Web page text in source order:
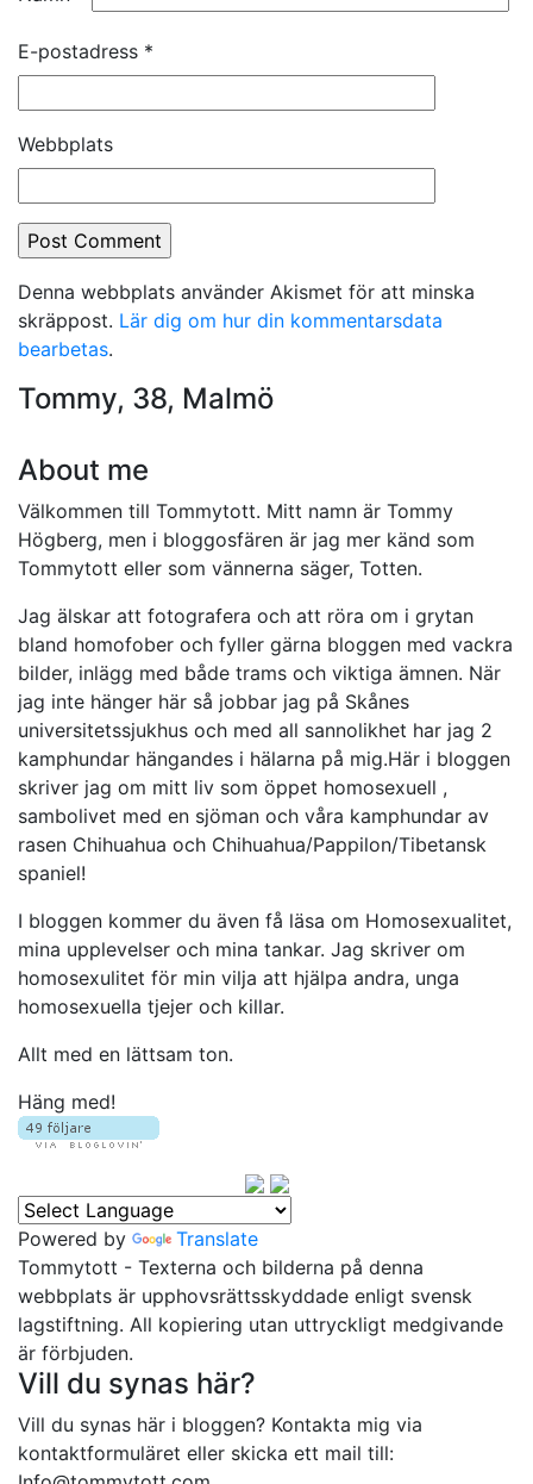
E-postadress *
Webbplats
Denna webbplats använder Akismet för att minska
skräppost. Lär dig om hur din kommentarsdata
bearbetas.
Tommy, 38, Malmö
About me
Välkommen till Tommytott. Mitt namn är Tommy
Högberg, men i bloggosfären är jag mer känd som
Tommytott eller som vännerna säger, Totten.
Jag älskar att fotografera och att röra om i grytan
bland homofober och fyller gärna bloggen med vackra
bilder, inlägg med både trams och viktiga ämnen. När
jag inte hänger här så jobbar jag på Skånes
universitetssjukhus och med all sannolikhet har jag 2
kamphundar hängandes i hälarna på mig.Här i bloggen
skriver jag om mitt liv som öppet homosexuell ,
sambolivet med en sjöman och våra kamphundar av
rasen Chihuahua och Chihuahua/Pappilon/Tibetansk
spaniel!
I bloggen kommer du även få läsa om Homosexualitet,
mina upplevelser och mina tankar. Jag skriver om
homosexulitet för min vilja att hjälpa andra, unga
homosexuella tjejer och killar.
Allt med en lättsam ton.
Häng med!
Powered by
Translate
Tommytott - Texterna och bilderna på denna
webbplats är upphovsrättsskyddade enligt svensk
lagstiftning. All kopiering utan uttryckligt medgivande
är förbjuden.
Vill du synas här?
Vill du synas här i bloggen? Kontakta mig via
kontaktformuläret eller skicka ett mail till: